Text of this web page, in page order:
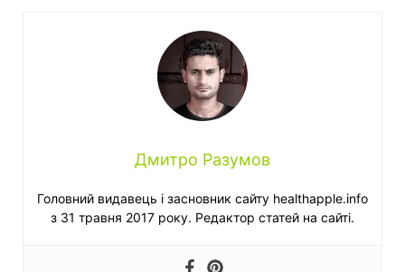
Дмитро Разумов
Головний видавець і засновник сайту healthapple.info
з 31 травня 2017 року. Редактор статей на сайті.